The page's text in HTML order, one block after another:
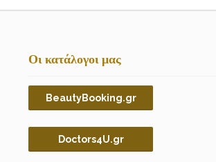
Οι κατάλογοι μας
BeautyBooking.gr
Doctors4U.gr